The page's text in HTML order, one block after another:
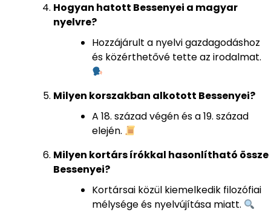
Hogyan hatott Bessenyei a magyar
nyelvre?
Hozzájárult a nyelvi gazdagodáshoz
és közérthetővé tette az irodalmat.
Milyen korszakban alkotott Bessenyei?
A 18. század végén és a 19. század
elején.
Milyen kortárs írókkal hasonlítható össze
Bessenyei?
Kortársai közül kiemelkedik filozófiai
mélysége és nyelvújítása miatt.